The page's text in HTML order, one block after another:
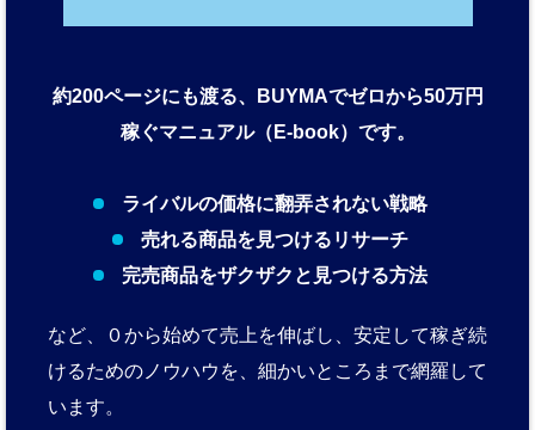
約200ページにも渡る、BUYMAでゼロから50万円
稼ぐマニュアル（E-book）です。
ライバルの価格に翻弄されない戦略
売れる商品を見つけるリサーチ
完売商品をザクザクと見つける方法
など、０から始めて売上を伸ばし、安定して稼ぎ続
けるためのノウハウを、細かいところまで網羅して
います。